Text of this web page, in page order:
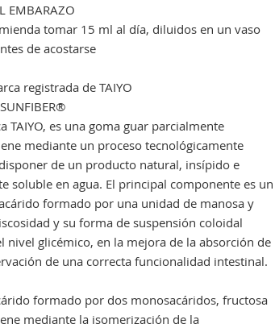
EMBARAZO
tomar 15 ml al día, diluidos en un vaso
de acostarse
registrada de TAIYO
TAIYO, es una goma guar parcialmente
mediante un proceso tecnológicamente
de un producto natural, insípido e
soluble en agua. El principal componente es un
formado por una unidad de manosa y
y su forma de suspensión coloidal
nivel glicémico, en la mejora de la absorción de
de una correcta funcionalidad intestinal.
formado por dos monosacáridos, fructosa
mediante la isomerización de la